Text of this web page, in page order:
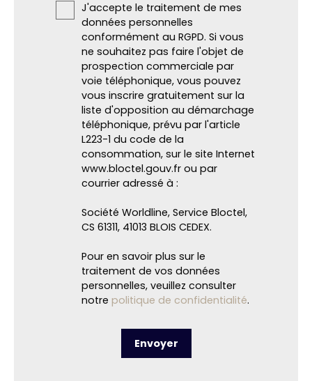
J'accepte le traitement de mes
données personnelles
conformément au RGPD. Si vous
ne souhaitez pas faire l'objet de
prospection commerciale par
voie téléphonique, vous pouvez
vous inscrire gratuitement sur la
liste d'opposition au démarchage
téléphonique, prévu par l'article
L223-1 du code de la
consommation, sur le site Internet
www.bloctel.gouv.fr ou par
courrier adressé à :
Société Worldline, Service Bloctel,
CS 61311, 41013 BLOIS CEDEX.
Pour en savoir plus sur le
traitement de vos données
personnelles, veuillez consulter
notre politique de confidentialité.
Envoyer